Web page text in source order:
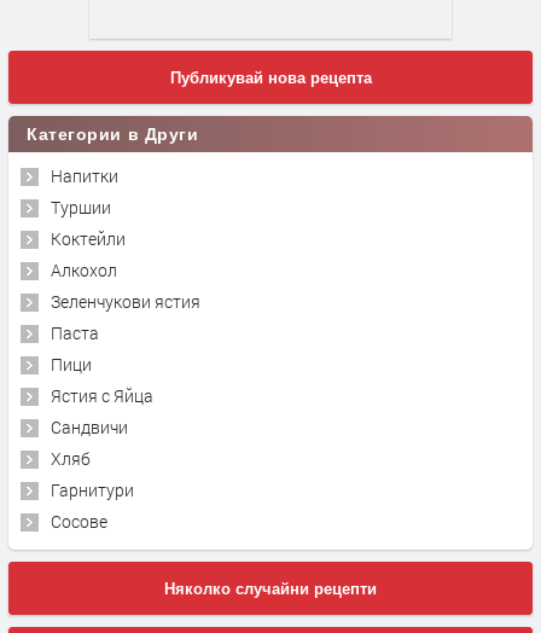
Публикувай нова рецепта
Категории в Други
Напитки
Туршии
Коктейли
Алкохол
Зеленчукови ястия
Паста
Пици
Ястия с Яйца
Сандвичи
Хляб
Гарнитури
Сосове
Няколко случайни рецепти